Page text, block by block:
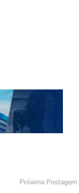
Próxima Postagem